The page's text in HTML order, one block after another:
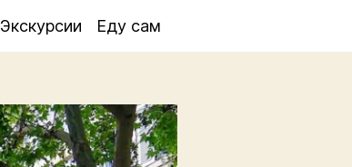
Экскурсии Еду сам